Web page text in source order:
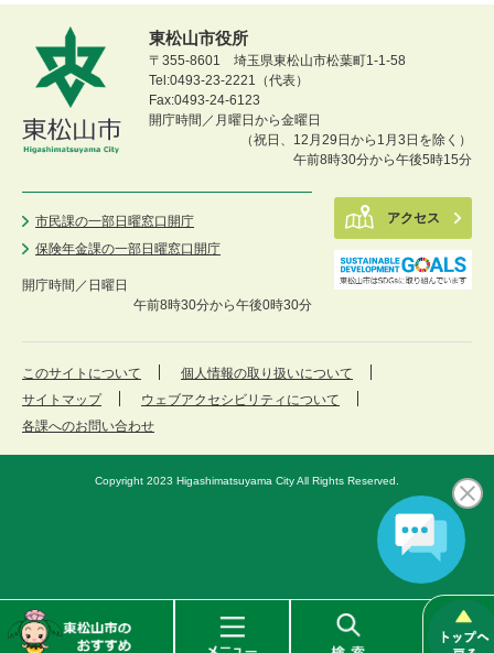
松
東松山市役所
〒355-8601 埼玉県東松山市松葉町1-1-58
Tel:0493-23-2221（代表）
Fax:0493-24-6123
開庁時間／月曜日から金曜日
（祝日、12月29日から1月3日を除く）
午前8時30分から午後5時15分
市民課の一部日曜窓口開庁
保険年金課の一部日曜窓口開庁
開庁時間／ 日曜日
午前8時30分から午後0時30分
アクセス
このサイトについて
個人情報の取り扱いについて
サイトマップ
ウェブアクセシビリティについて
各課へのお問い合わせ
Copyright 2023 Higashimatsuyama City All Rights Reserved.